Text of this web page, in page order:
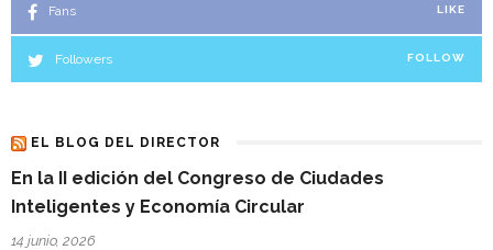
Fans LIKE
Followers FOLLOW
EL BLOG DEL DIRECTOR
En la II edición del Congreso de Ciudades
Inteligentes y Economía Circular
14 junio, 2026